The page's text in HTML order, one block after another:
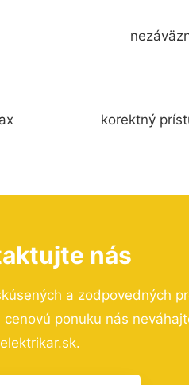
korektný
nás
a zodpovedných
ponuku nás
elektrikar.sk.